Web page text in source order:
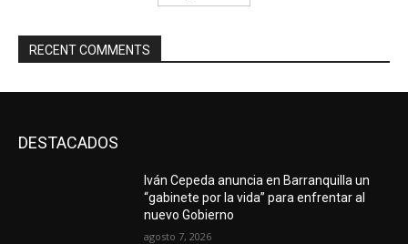
RECENT COMMENTS
DESTACADOS
Iván Cepeda anuncia en Barranquilla un
“gabinete por la vida” para enfrentar al
nuevo Gobierno
agosto 7, 2026